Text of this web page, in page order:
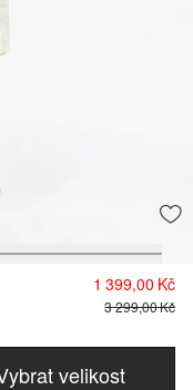
1 399,00 Kč
3 299,00 Kč
velikost